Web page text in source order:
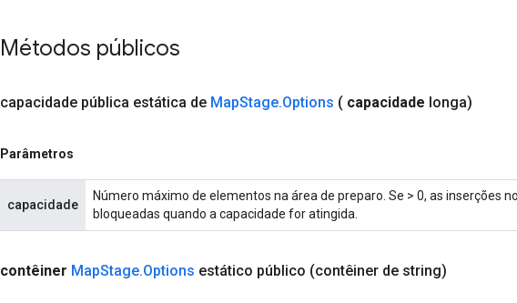
Métodos públicos
capacidade pública estática de MapStage.Options ( capacidade longa)
Parâmetros
capacidade
Número máximo de elementos na área de preparo. Se > 0, as inserções
bloqueadas quando a capacidade for atingida.
contêiner MapStage.Options estático público (contêiner de string)